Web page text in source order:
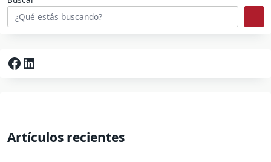
Facebook
LinkedIn
Artículos recientes